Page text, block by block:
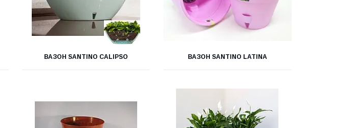
ВАЗОН SANTINO CALIPSO ВАЗОН SANTINO LATINA